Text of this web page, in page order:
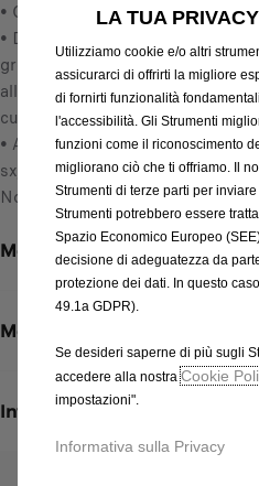
• Colore: Legno naturale
• Dotazione: Piastra pavimento
grezzo, soglie delle porte
alluminio, dotazione con piastre
cunei sotto il pavimento per un
• Adatto per la versione
sx/dx.
Nota: non adatto per i veicoli
Metodi di pagamento
Metodi di spedizione e
Informazioni per l'installazione
LA TUA
Utilizziamo cookie e/o altri
assicurarci di offrirti la migliore
di fornirti funzionalità
l'accessibilità. Gli Strumenti
funzioni come il riconoscimento
migliorano ciò che ti offriamo. Il
Strumenti di terze parti per
Strumenti potrebbero essere
Spazio Economico Europeo
decisione di adeguatezza da
protezione dei dati. In questo
49.1a GDPR).
Se desideri saperne di più sugli
accedere alla nostraCookie
impostazioni".
Informativa sulla Privacy